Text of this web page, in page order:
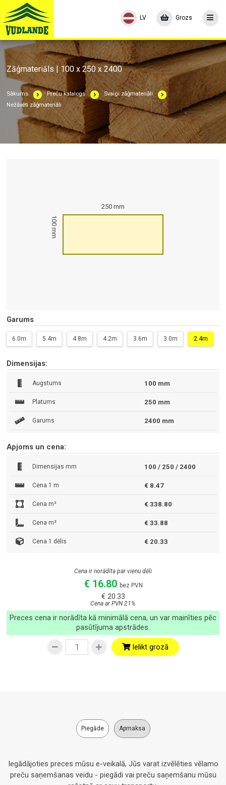
Grozs
LV
Zāģmateriāls | 100 x 250 x 2400
Sākums Preču katalogs
Svaigi zāģmateriāli
Nežāvēti zāģmateriāli
250 mm
100 mm
Garums
6.0m 5.4m 4.8m 4.2m 3.6m 3.0m 2.4m
Dimensijas:
Augstums 100 mm
Platums 250 mm
Garums 2400 mm
Apjoms un cena:
Dimensijas mm 100 / 250 / 2400
Cena 1 m € 8.47
Cena m³ € 338.80
Cena m² € 33.88
Cena 1 dēlis € 20.33
Cena ir norādīta par vienu dēli
€ 16.80 bez PVN
€ 20.33
Cena ar PVN 21%
Preces cena ir norādīta kā minimālā cena, un var mainīties pēc
pasūtījuma apstrādes.
Ielikt grozā
Piegāde Apmaksa
Iegādājoties preces mūsu e-veikalā, Jūs varat izvēlēties vēlamo
preču saņemšanas veidu - piegādi vai preču saņemšanu mūsu